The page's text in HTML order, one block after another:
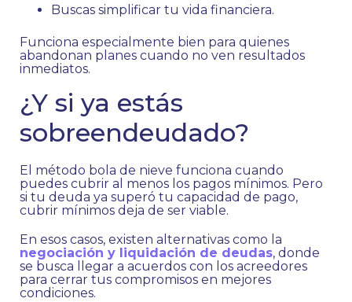
Buscas simplificar tu vida financiera.
Funciona especialmente bien para quienes
abandonan planes cuando no ven resultados
inmediatos.
¿Y si ya estás
sobreendeudado?
El método bola de nieve funciona cuando
puedes cubrir al menos los pagos mínimos. Pero
si tu deuda ya superó tu capacidad de pago,
cubrir mínimos deja de ser viable.
En esos casos, existen alternativas como la
negociación y liquidación de deudas, donde
se busca llegar a acuerdos con los acreedores
para cerrar tus compromisos en mejores
condiciones.